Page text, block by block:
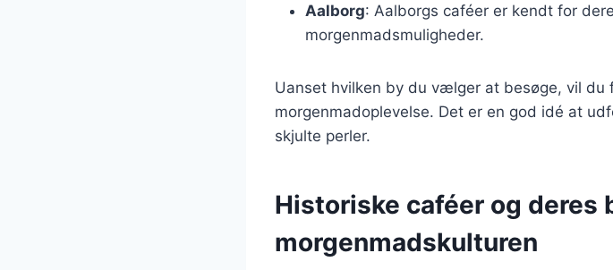
Aalborg: Aalborgs caféer er kendt for
morgenmadsmuligheder.
Uanset hvilken by du vælger at besøge, vil du
morgenmadoplevelse. Det er en god idé at
skjulte perler.
Historiske caféer og deres
morgenmadskulturen